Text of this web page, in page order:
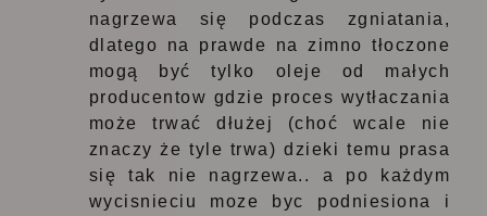
nagrzewa się podczas zgniatania,
dlatego na prawde na zimno tłoczone
mogą być tylko oleje od małych
producentow gdzie proces wytłaczania
może trwać dłużej (choć wcale nie
znaczy że tyle trwa) dzieki temu prasa
się tak nie nagrzewa.. a po każdym
wycisnieciu moze byc podniesiona i